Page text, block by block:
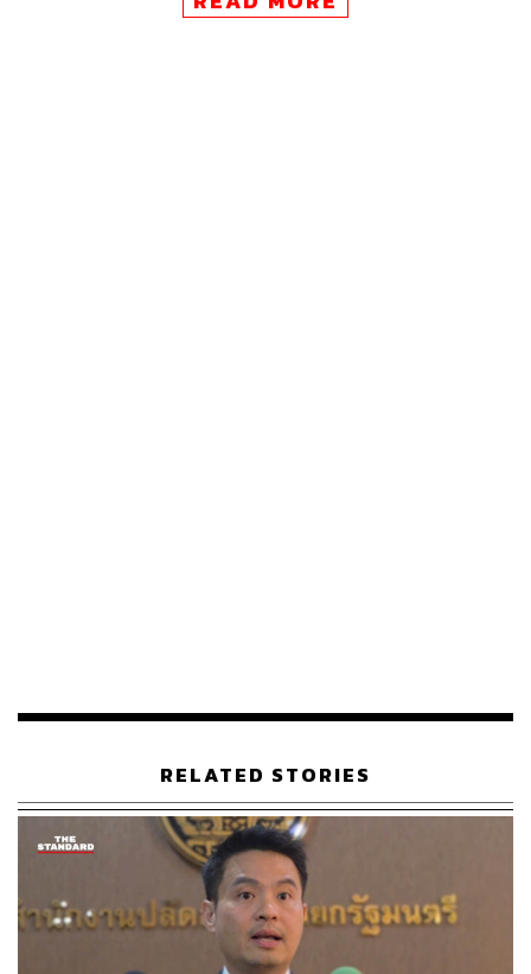
ประชาชนถือว่ามีพระคุณ ให้โอกาสเรามาทำงาน ฉะนั้นใคร
จะมาข่มเหงรังแกไม่ได้ สำหรับตนแล้วก็ไม่ยอมเหมือนกัน
หากคนในปกครองของตนไม่ผิด ใครจะรังแกไม่ได้ ตนป้องไว้
เต็มที่ ซึ่งถือเป็นสัญลักษณ์ของการเป็นนักปกครอง แต่หาก
ประชาชนถูกริดรอน ไม่ใช่เป็นการบกพร่องในหน้าที่ แต่
เป็นการบกพร่องต่อประชาชนที่เลือกเราให้เข้ามาทำหน้าที่
เป็นการทำลายความเชื่อมั่นในตัวของพวกเรา
RELATED STORIES